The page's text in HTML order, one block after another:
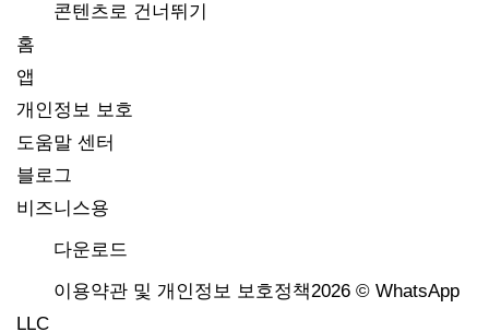
콘텐츠로 건너뛰기
홈
앱
개인정보 보호
도움말 센터
블로그
비즈니스용
다운로드
이용약관 및 개인정보 보호정책2026 © WhatsApp
LLC